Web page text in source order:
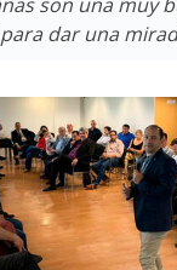
dar una
nuevos
golpea para
seguir.